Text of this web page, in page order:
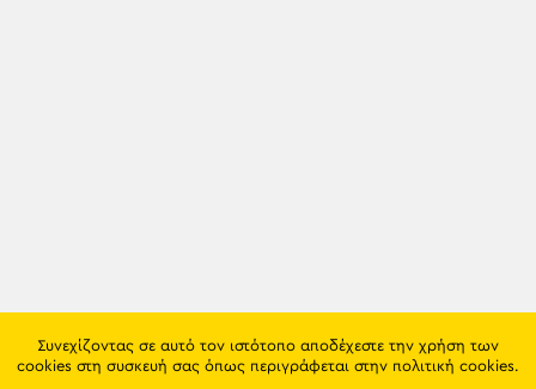
Συνεχίζοντας σε αυτό τον ιστότοπο αποδέχεστε την χρήση των
cookies στη συσκευή σας όπως περιγράφεται στην πολιτική cookies.